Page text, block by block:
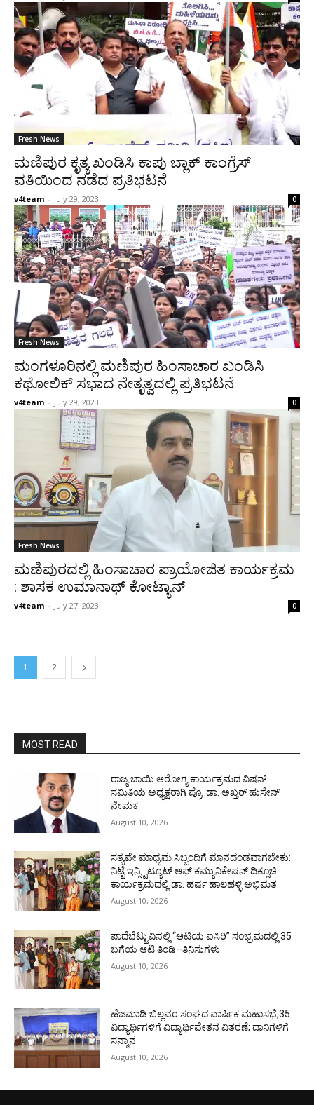
Fresh News
ಮಣಿಪುರ ಕೃತ್ಯ ಖಂಡಿಸಿ ಕಾಪು ಬ್ಲಾಕ್ ಕಾಂಗ್ರೆಸ್
ವತಿಯಿಂದ ನಡೆದ ಪ್ರತಿಭಟನೆ
v4team - July 29, 2023 0
Fresh News
ಮಂಗಳೂರಿನಲ್ಲಿ ಮಣಿಪುರ ಹಿಂಸಾಚಾರ ಖಂಡಿಸಿ
ಕಥೋಲಿಕ್ ಸಭಾದ ನೇತೃತ್ವದಲ್ಲಿ ಪ್ರತಿಭಟನೆ
v4team - July 29, 2023 0
Fresh News
ಮಣಿಪುರದಲ್ಲಿ ಹಿಂಸಾಚಾರ ಪ್ರಾಯೋಜಿತ ಕಾರ್ಯಕ್ರಮ
: ಶಾಸಕ ಉಮಾನಾಥ್ ಕೋಟ್ಯಾನ್
v4team - July 27, 2023 0
1 2
MOST READ
ರಾಜ್ಯ ಬಾಯಿ ಆರೋಗ್ಯ ಕಾರ್ಯಕ್ರಮದ ವಿಷನ್
ಸಮಿತಿಯ ಅಧ್ಯಕ್ಷರಾಗಿ ಪ್ರೊ. ಡಾ. ಅಖ್ತರ್ ಹುಸೇನ್
ನೇಮಕ
August 10, 2026
ಸತ್ಯವೇ ಮಾಧ್ಯಮ ಸಿಬ್ಬಂದಿಗೆ ಮಾನದಂಡವಾಗಬೇಕು:
ನಿಟ್ಟೆ ಇನ್ಸ್ಟಿಟ್ಯೂಟ್ ಆಫ್ ಕಮ್ಯುನಿಕೇಷನ್ ದಿಕ್ಸೂಚಿ
ಕಾರ್ಯಕ್ರಮದಲ್ಲಿ ಡಾ. ಹರ್ಷ ಹಾಲಹಳ್ಳಿ ಅಭಿಮತ
August 10, 2026
ಪಾದೆಬೆಟ್ಟುವಿನಲ್ಲಿ “ಆಟಿಯ ಐಸಿರಿ’’ ಸಂಭ್ರಮದಲ್ಲಿ 35
ಬಗೆಯ ಆಟಿ ತಿಂಡಿ–ತಿನಿಸುಗಳು
August 10, 2026
ಹೆಜಮಾಡಿ ಬಿಲ್ಲವರ ಸಂಘದ ವಾರ್ಷಿಕ ಮಹಾಸಭೆ,35
ವಿದ್ಯಾರ್ಥಿಗಳಿಗೆ ವಿದ್ಯಾರ್ಥಿವೇತನ ವಿತರಣೆ; ದಾನಿಗಳಿಗೆ
ಸನ್ಮಾನ
August 10, 2026